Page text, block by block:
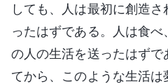
しても、人は最初に創造
ったはずである。人は食
の人の生活を送ったはずで
てから、このような生活は